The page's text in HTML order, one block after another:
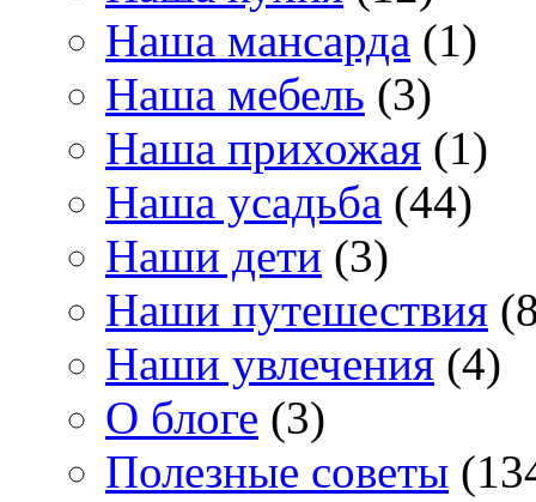
Наша мансарда (1)
Наша мебель (3)
Наша прихожая (1)
Наша усадьба (44)
Наши дети (3)
Наши путешествия
Наши увлечения (4)
О блоге (3)
Полезные советы